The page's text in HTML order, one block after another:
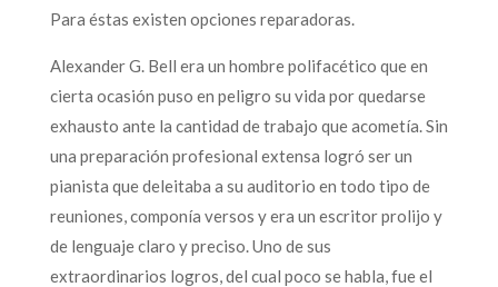
Para éstas existen opciones reparadoras.
Alexander G. Bell era un hombre polifacético que en
cierta ocasión puso en peligro su vida por quedarse
exhausto ante la cantidad de trabajo que acometía. Sin
una preparación profesional extensa logró ser un
pianista que deleitaba a su auditorio en todo tipo de
reuniones, componía versos y era un escritor prolijo y
de lenguaje claro y preciso. Uno de sus
extraordinarios logros, del cual poco se habla, fue el